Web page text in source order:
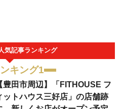
気記事ランキング
キング1
豊田市周辺】「FITHOUSE フ
ットハウス三好店」の店舗跡